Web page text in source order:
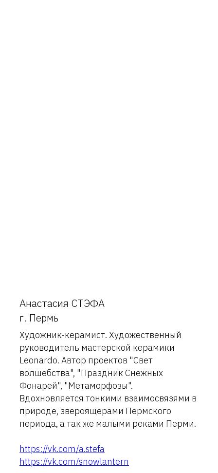
Анастасия СТЭФА
г. Пермь
Художник-керамист. Художественный
руководитель мастерской керамики
Leonardo. Автор проектов "Свет
волшебства", "Праздник Снежных
Фонарей", "Метаморфозы".
Вдохновляется тонкими взаимосвязями в
природе, звероящерами Пермского
периода, а так же малыми реками Перми.
https://vk.com/a.stefa
https://vk.com/snowlantern